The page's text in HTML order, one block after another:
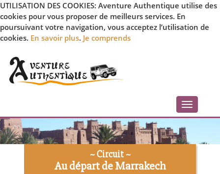
UTILISATION DES COOKIES: Aventure Authentique utilise des
cookies pour vous proposer de meilleurs services. En
poursuivant votre navigation, vous acceptez l’utilisation de
cookies. En savoir plus. Je comprends
Toggle
~ Circuit ~
Au départ de Marrakech